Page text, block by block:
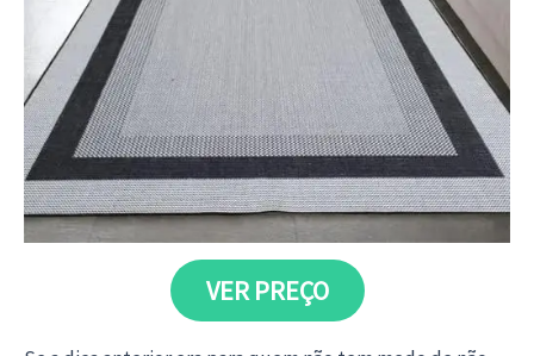
VER PREÇO